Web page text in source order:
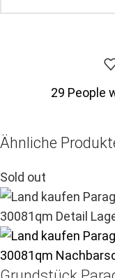
29 People
Ähnliche
Sold out